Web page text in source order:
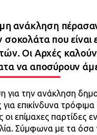
ανάκληση
που είναι
Οι Αρχές
να αποσύρουν
για την ανάκληση
για επικίνδυνα
επίμαχες παρτίδες
Σύμφωνα με τα